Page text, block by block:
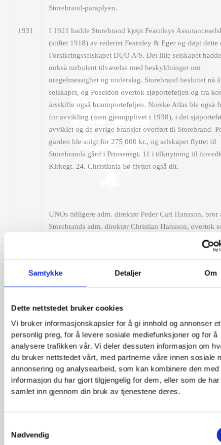
Samtykke Detaljer Om
Dette nettstedet bruker cookies
Vi bruker informasjonskapsler for å gi innhold og annonser et
personlig preg, for å levere sosiale mediefunksjoner og for å
analysere trafikken vår. Vi deler dessuten informasjon om
du bruker nettstedet vårt, med partnerne våre innen sosiale
annonsering og analysearbeid, som kan kombinere den med
informasjon du har gjort tilgjengelig for dem, eller som de har
samlet inn gjennom din bruk av tjenestene deres.
Nødvendig
Storebrand-paraplyen.
1931
I 1921 hadde Storebrand kjøpt Fearnleys
(stiftet 1918) av rederiet Fearnley & Eger og døpt dette
Forsikringsselskapet DUO A/S. Det lille selskapet
nokså turbulent tilværelse med beskyldninger om
uregelmessighet og underslag. Storebrand besluttet nå
selskapet, og Poseidon overtok sjøporteføljen og fra
årsskifte også brannporteføljen. Norske Atlas ble også
for avvikling (men gjenopplivet i 1938), i det
avviklet og de øvrige bransjer overført til Storebrand.
gården ble solgt for 275 000 kr., og selskapet flyttet til
Storebrands gård i Prinsensgt. 11 i tilknytning til
Kirkegt. 24. Christiania Sø flyttet også dit.
UNOs tidligere adm. direktør Peder Carl Hansson, bror
Storebrands adm. direktør Christian Hansson, overtok
direktør i Poseidon etter Stephensen og fikk da ved
overtagelse av selskapet sin bror som ny styreformann i
Atlas ble satt til å forestå avviklingen av dette selskapet
ledelse av Storebrand.
1933
For å forenkle driften ble det opprettet enkelte felles
med Christiania Sø.
1934
Selskapets funksjonærer ble meldt inn i Storebrands
pensjonskasse.
P. C. Hansson fratrådte som adm. direktør i Poseidon.